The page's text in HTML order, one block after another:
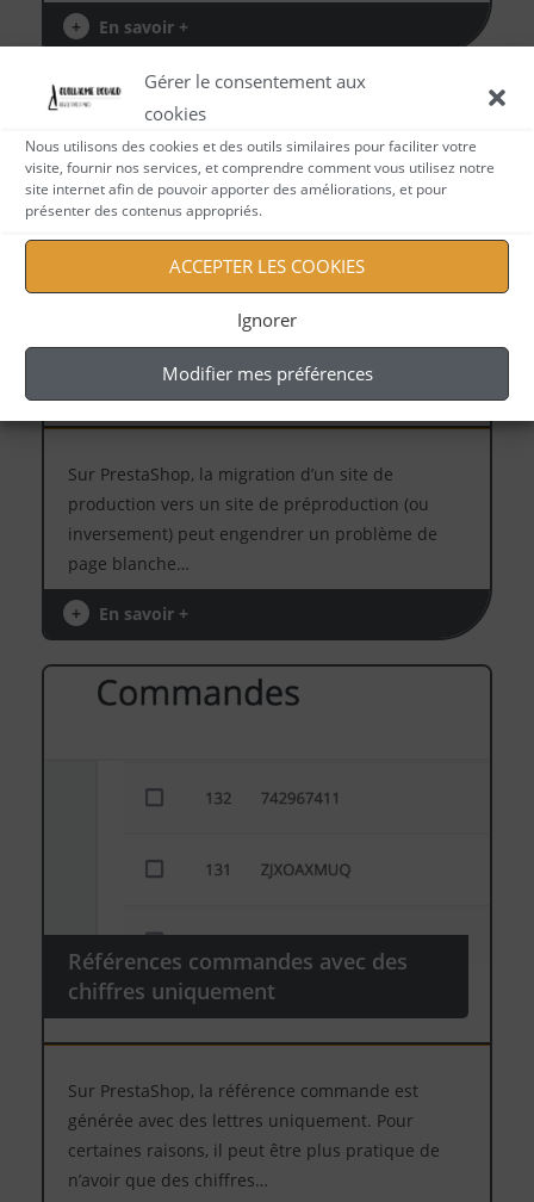
Gérer le consentement aux
cookies
Nous utilisons des cookies et des outils similaires pour faciliter votre
visite, fournir nos services, et comprendre comment vous utilisez notre
site internet afin de pouvoir apporter des améliorations, et pour
présenter des contenus appropriés.
ACCEPTER LES COOKIES
Ignorer
Modifier mes préférences
+ En savoir +
Page blanche suite à migration
Sur PrestaShop, la migration d’un site de
production vers un site de préproduction (ou
inversement) peut engendrer un problème de
page blanche…
+ En savoir +
Références commandes avec des
chiffres uniquement
Sur PrestaShop, la référence commande est
générée avec des lettres uniquement. Pour
certaines raisons, il peut être plus pratique de
n’avoir que des chiffres…